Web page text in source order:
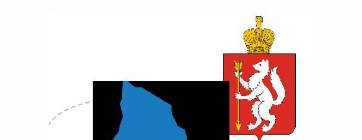
Общественная безопасность
Открытые данные